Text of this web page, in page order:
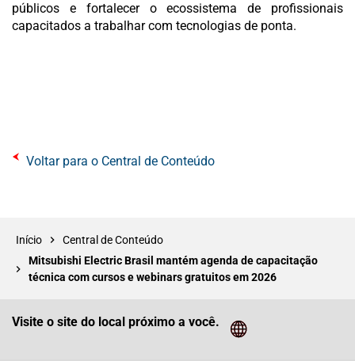
públicos e fortalecer o ecossistema de profissionais
capacitados a trabalhar com tecnologias de ponta.
Voltar para o Central de Conteúdo
Início
Central de Conteúdo
Mitsubishi Electric Brasil mantém agenda de capacitação
técnica com cursos e webinars gratuitos em 2026
Visite o site do local próximo a você.